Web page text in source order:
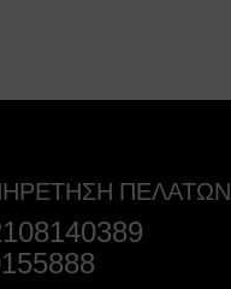
ΠΕΛΑΤΩΝ